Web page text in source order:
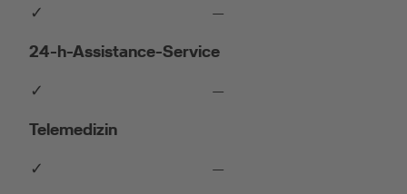
✓
—
24-h-Assistance-Service
✓
—
Telemedizin
✓
—